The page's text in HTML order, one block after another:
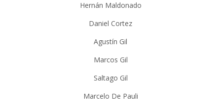
Hernán Maldonado
Daniel Cortez
Agustín Gil
Marcos Gil
Saltago Gil
Marcelo De Pauli